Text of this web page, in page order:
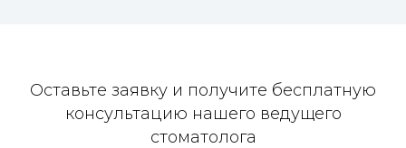
Оставьте заявку и получите бесплатную
консультацию нашего ведущего
стоматолога